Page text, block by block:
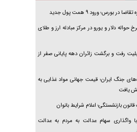
دوستان مبارزدلم را آتش می‌زد
در بورس؛ ورود ۹ همت پول جدید
حواله دلار و یورو در مرکز مبادله ارز و طلای
رفت و برگشت زائران دهه پایانی صفر از
جنگ ایران؛ قیمت جهانی مواد غذایی به
یافت
بازنشستگی؛ اعلام شرایط بانوان
واگذاری سهام عدالت به مردم به عدالت